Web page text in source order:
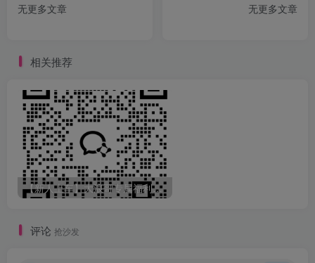
无更多文章
无更多文章
相关推荐
【新人上车】大浪哥专属福利，注册即送润滑液
评论 抢沙发